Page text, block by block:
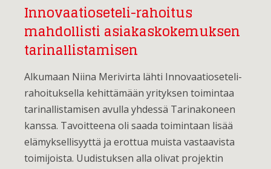
Innovaatioseteli-rahoitus
mahdollisti asiakaskokemuksen
tarinallistamisen
Alkumaan Niina Merivirta lähti Innovaatioseteli-
rahoituksella kehittämään yrityksen toimintaa
tarinallistamisen avulla yhdessä Tarinakoneen
kanssa. Tavoitteena oli saada toimintaan lisää
elämyksellisyyttä ja erottua muista vastaavista
toimijoista. Uudistuksen alla olivat projektin